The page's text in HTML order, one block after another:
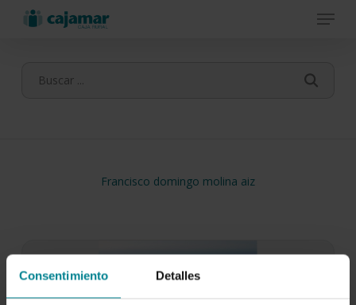
Consentimiento Detalles
Menu
Francisco domingo molina aiz